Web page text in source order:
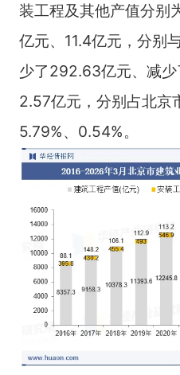
装工程及其他产值分别
亿元、11.4亿元，分别
少了292.63亿元、减
2.57亿元，分别占北京
5.79%、0.54%。